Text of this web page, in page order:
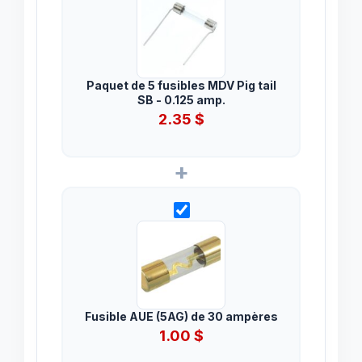
Paquet de 5 fusibles MDV Pig tail
SB - 0.125 amp.
2.35 $
+
Fusible AUE (5AG) de 30 ampères
1.00 $